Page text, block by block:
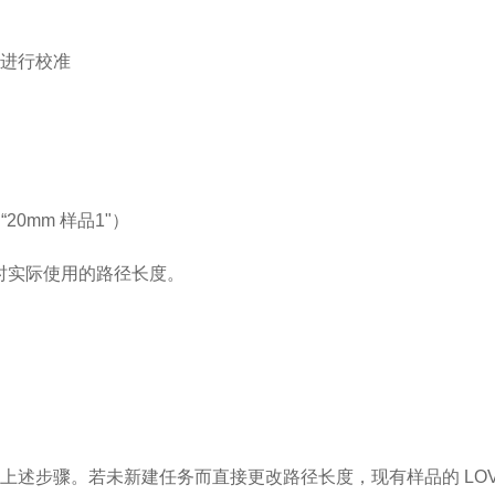
行校准
“20mm 样品1"）
际使用的路径长度。
述步骤。若未新建任务而直接更改路径长度，现有样品的